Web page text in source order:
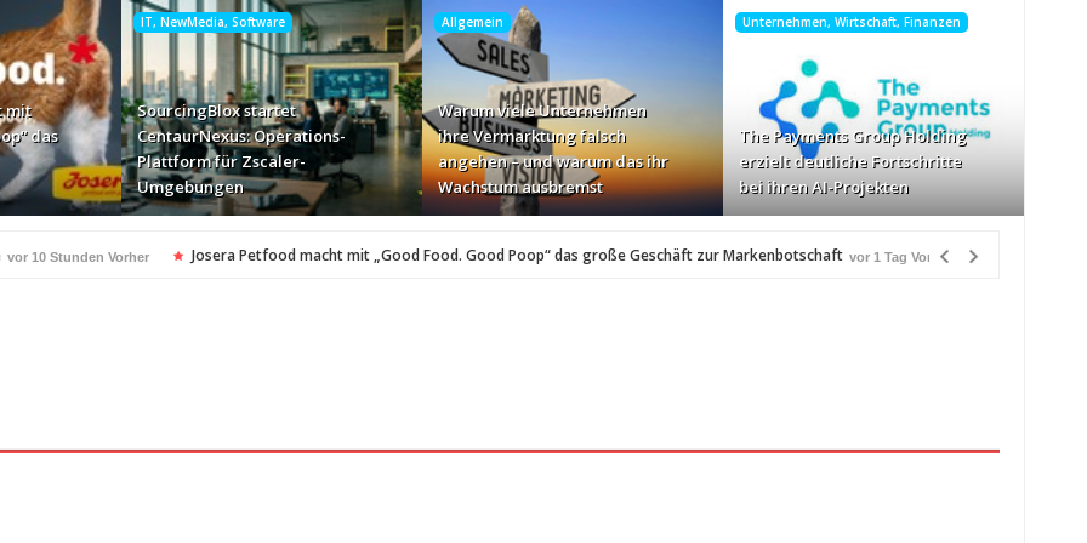
mit
das
IT, NewMedia, Software
SourcingBlox startet
CentaurNexus: Operations-
Plattform für Zscaler-
Umgebungen
Allgemein
Warum viele Unternehmen
ihre Vermarktung falsch
angehen – und warum das ihr
Wachstum ausbremst
Unternehmen, Wirtschaft, Finanzen
The Payments Group Holding
erzielt deutliche Fortschritte
bei ihren AI-Projekten
vor 10 Stunden Vorher Josera Petfood macht mit „Good Food. Good Poop“ das große Geschäft zur Markenbotschaft vor 1 Tag Vorher
AI-Projekten
Bayerischen Bio-Erlebnistagen